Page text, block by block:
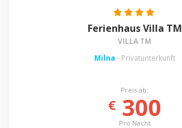
Ferienhaus Villa TM
VILLA TM
Milna - Privatunterkunft
Preis ab:
€300
Pro Nacht